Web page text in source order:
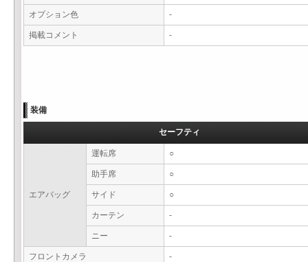
オプション色 -
掲載コメント -
装備
セーフティ
エアバッグ
運転席 ○
助手席 ○
サイド ○
カーテン -
ニー -
フロントカメラ -